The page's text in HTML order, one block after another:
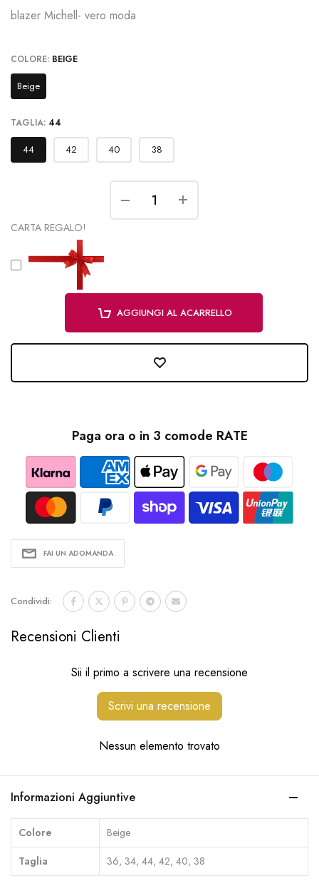
blazer Michell- vero moda
COLORE: BEIGE
Beige
TAGLIA: 44
44 42 40 38
CARTA REGALO!
AGGIUNGI AL ACARRELLO
Paga ora o in 3 comode RATE
FAI UN ADOMANDA
Condividi:
Recensioni Clienti
Sii il primo a scrivere una recensione
Scrivi una recensione
Nessun elemento trovato
Informazioni Aggiuntive
Colore
Beige
Taglia
36, 34, 44, 42, 40, 38